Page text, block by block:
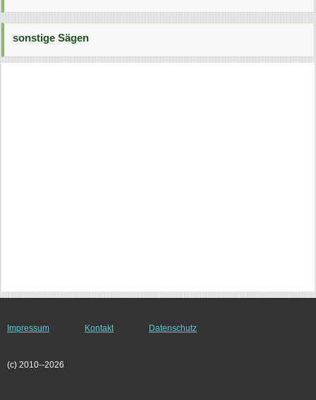
sonstige Sägen
Impressum Kontakt Datenschutz
(c) 2010--2026